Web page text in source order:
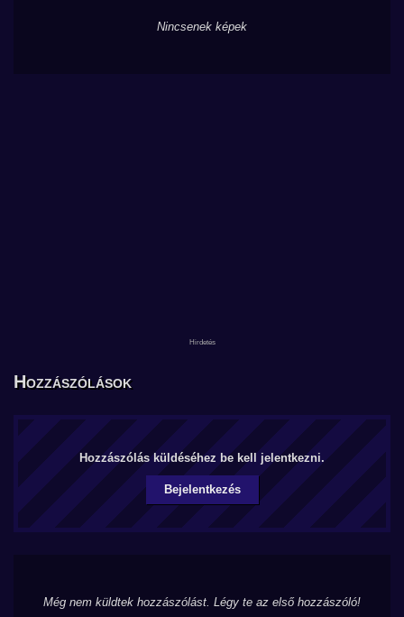
Nincsenek képek
Hozzászólások
Hozzászólás küldéséhez be kell jelentkezni.
Bejelentkezés
Még nem küldtek hozzászólást. Légy te az első hozzászóló!